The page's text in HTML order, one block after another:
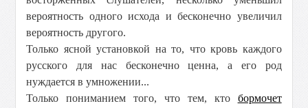
вероятность одного исхода и бесконечно увеличил
вероятность другого.
Только ясной установкой на то, что кровь каждого
русского для нас бесконечно ценна, а его род
нуждается в умножении...
Только пониманием того, что тем, кто бормочет